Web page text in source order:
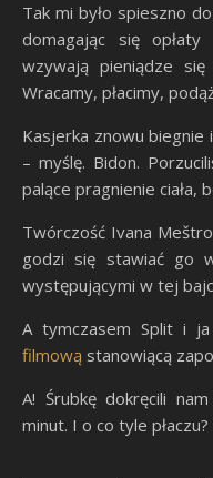
Tak mi było spieszno
domagając się
wzywają pieniądze
Wracamy, płacimy,
Kasjerka znowu
– myślę. Bidon.
palące pragnienie ciała,
Twórczość Ivana
godzi się stawiać go
występującymi w tej
A tymczasem Split i
filmową stanowiącą
A! Śrubkę dokręcili
minut. I o co tyle płaczu?